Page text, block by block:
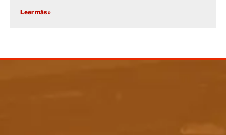
Leer más »